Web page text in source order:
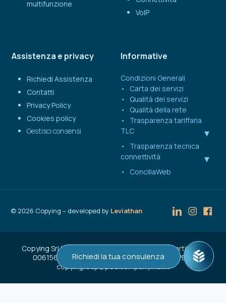
Richiedi la tua consulenza
multifunzione
VoIP
Assistenza e privacy
Richiedi Assistenza
Contatti
Privacy Policy
Cookies policy
Gestisci consensi
Informative
Condizioni Generali
Carta dei servizi
Qualità dei servizi
Qualità della rete
Trasparenza tariffaria
TLC
Trasparenza tecnica
connettività
ConciliaWeb
© 2026 Copying – developed by Leviathan
Copying Srl | Capitale Sociale € 50.000 | C.F. e Partita IVA
00615600137 | Reg. Imprese n. VA-207262 | PEC:
copyingroup@pec.companymail.it